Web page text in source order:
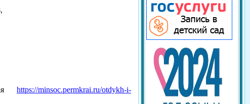
https://minsoc.permkrai.ru/otdykh-i-